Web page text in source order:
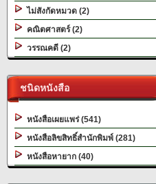
ไม่สังกัดหมวด (2)
คณิตศาสตร์ (2)
วรรณคดี (2)
ชนิดหนังสือ
หนังสือเผยแพร่ (541)
หนังสือลิขสิทธิ์สำนักพิมพ์ (281)
หนังสือหายาก (40)